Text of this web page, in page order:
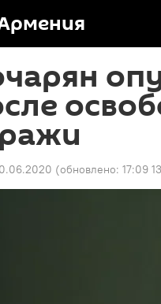
(обновлено: 17:09